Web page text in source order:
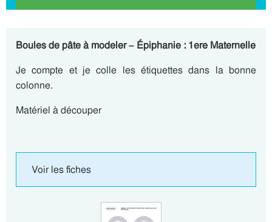
Boules de pâte à modeler – Épiphanie : 1ere Maternelle
Je compte et je colle les étiquettes dans la bonne
colonne.
Matériel à découper
Voir les fiches